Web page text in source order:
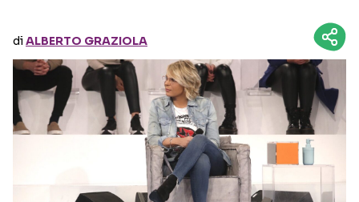
Seguici sui social
diALBERTO GRAZIOLA